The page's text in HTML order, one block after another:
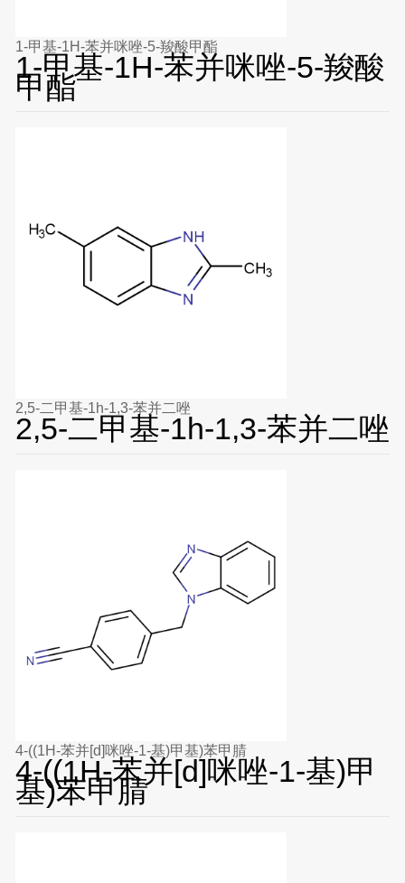
1-甲基-1H-苯并咪唑-5-羧酸甲酯
1-甲基-1H-苯并咪唑-5-羧酸
甲酯
2,5-二甲基-1h-1,3-苯并二唑
2,5-二甲基-1h-1,3-苯并二唑
4-((1H-苯并[d]咪唑-1-基)甲基)苯甲腈
4-((1H-苯并[d]咪唑-1-基)甲
基)苯甲腈